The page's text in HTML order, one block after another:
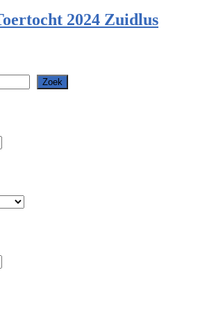
2024 Zuidlus
Zoek